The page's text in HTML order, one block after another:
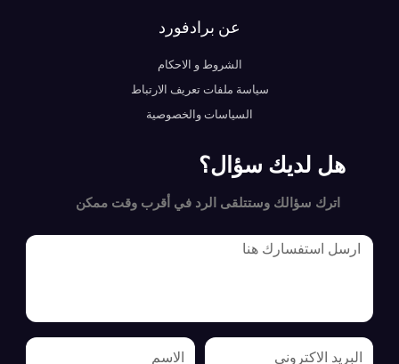
عن برادفورد
الشروط و الاحكام
سياسة ملفات تعريف الارتباط
السياسات والخصوصية
هل لديك سؤال؟
اترك سؤالك وستتلقى الرد في أقرب وقت ممكن